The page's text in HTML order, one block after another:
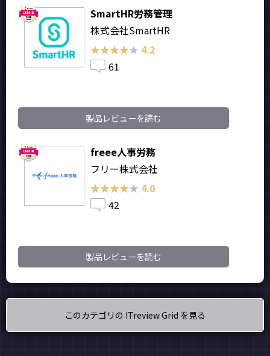
SmartHR労務管理
株式会社SmartHR
★★★★★
★★★★★ 4.2
61
製品レビューを読む
freee人事労務
フリー株式会社
★★★★★
★★★★★ 4.0
42
製品レビューを読む
このカテゴリの ITreview Grid を見る